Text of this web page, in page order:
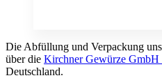
Die Abfüllung und Verpackung
über die Kirchner Gewürze
Deutschland.